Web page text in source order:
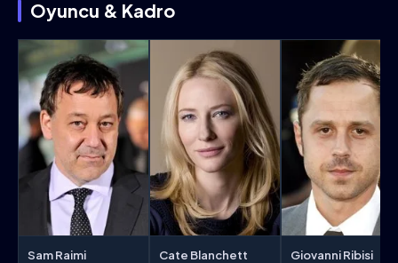
Oyuncu & Kadro
Sam Raimi Cate Blanchett Giovanni Ribisi